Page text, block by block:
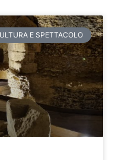
E SPETTACOLO
Pagina